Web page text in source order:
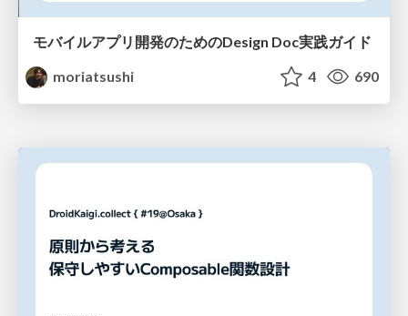
モバイルアプリ開発のためのDesign Doc実践ガイド
moriatsushi
4 690